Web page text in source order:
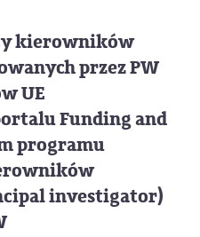
kierowników
przez PW
UE
Funding and
programu
investigator)